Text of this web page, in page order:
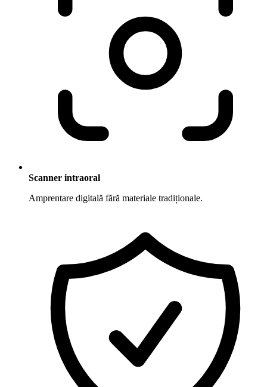
Scanner intraoral
Amprentare digitală fără materiale tradiționale.